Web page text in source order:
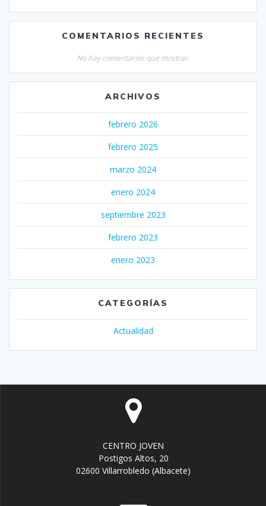
COMENTARIOS RECIENTES
No hay comentarios que mostrar.
ARCHIVOS
febrero 2026
febrero 2025
marzo 2024
enero 2024
septiembre 2023
febrero 2023
enero 2023
CATEGORÍAS
Actualidad
CENTRO JOVEN
Postigos Altos, 20
02600 Villarrobledo (Albacete)